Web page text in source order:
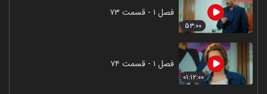
۵۳:۰۰
فصل ۱ - قسمت ۷۳
۰۱:۱۲:۰۰
فصل ۱ - قسمت ۷۴